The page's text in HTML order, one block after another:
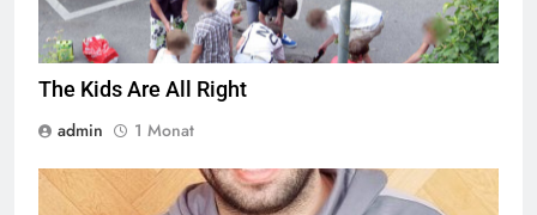
The Kids Are All Right
admin
1 Monat
© Twitter Mustafa ayyash